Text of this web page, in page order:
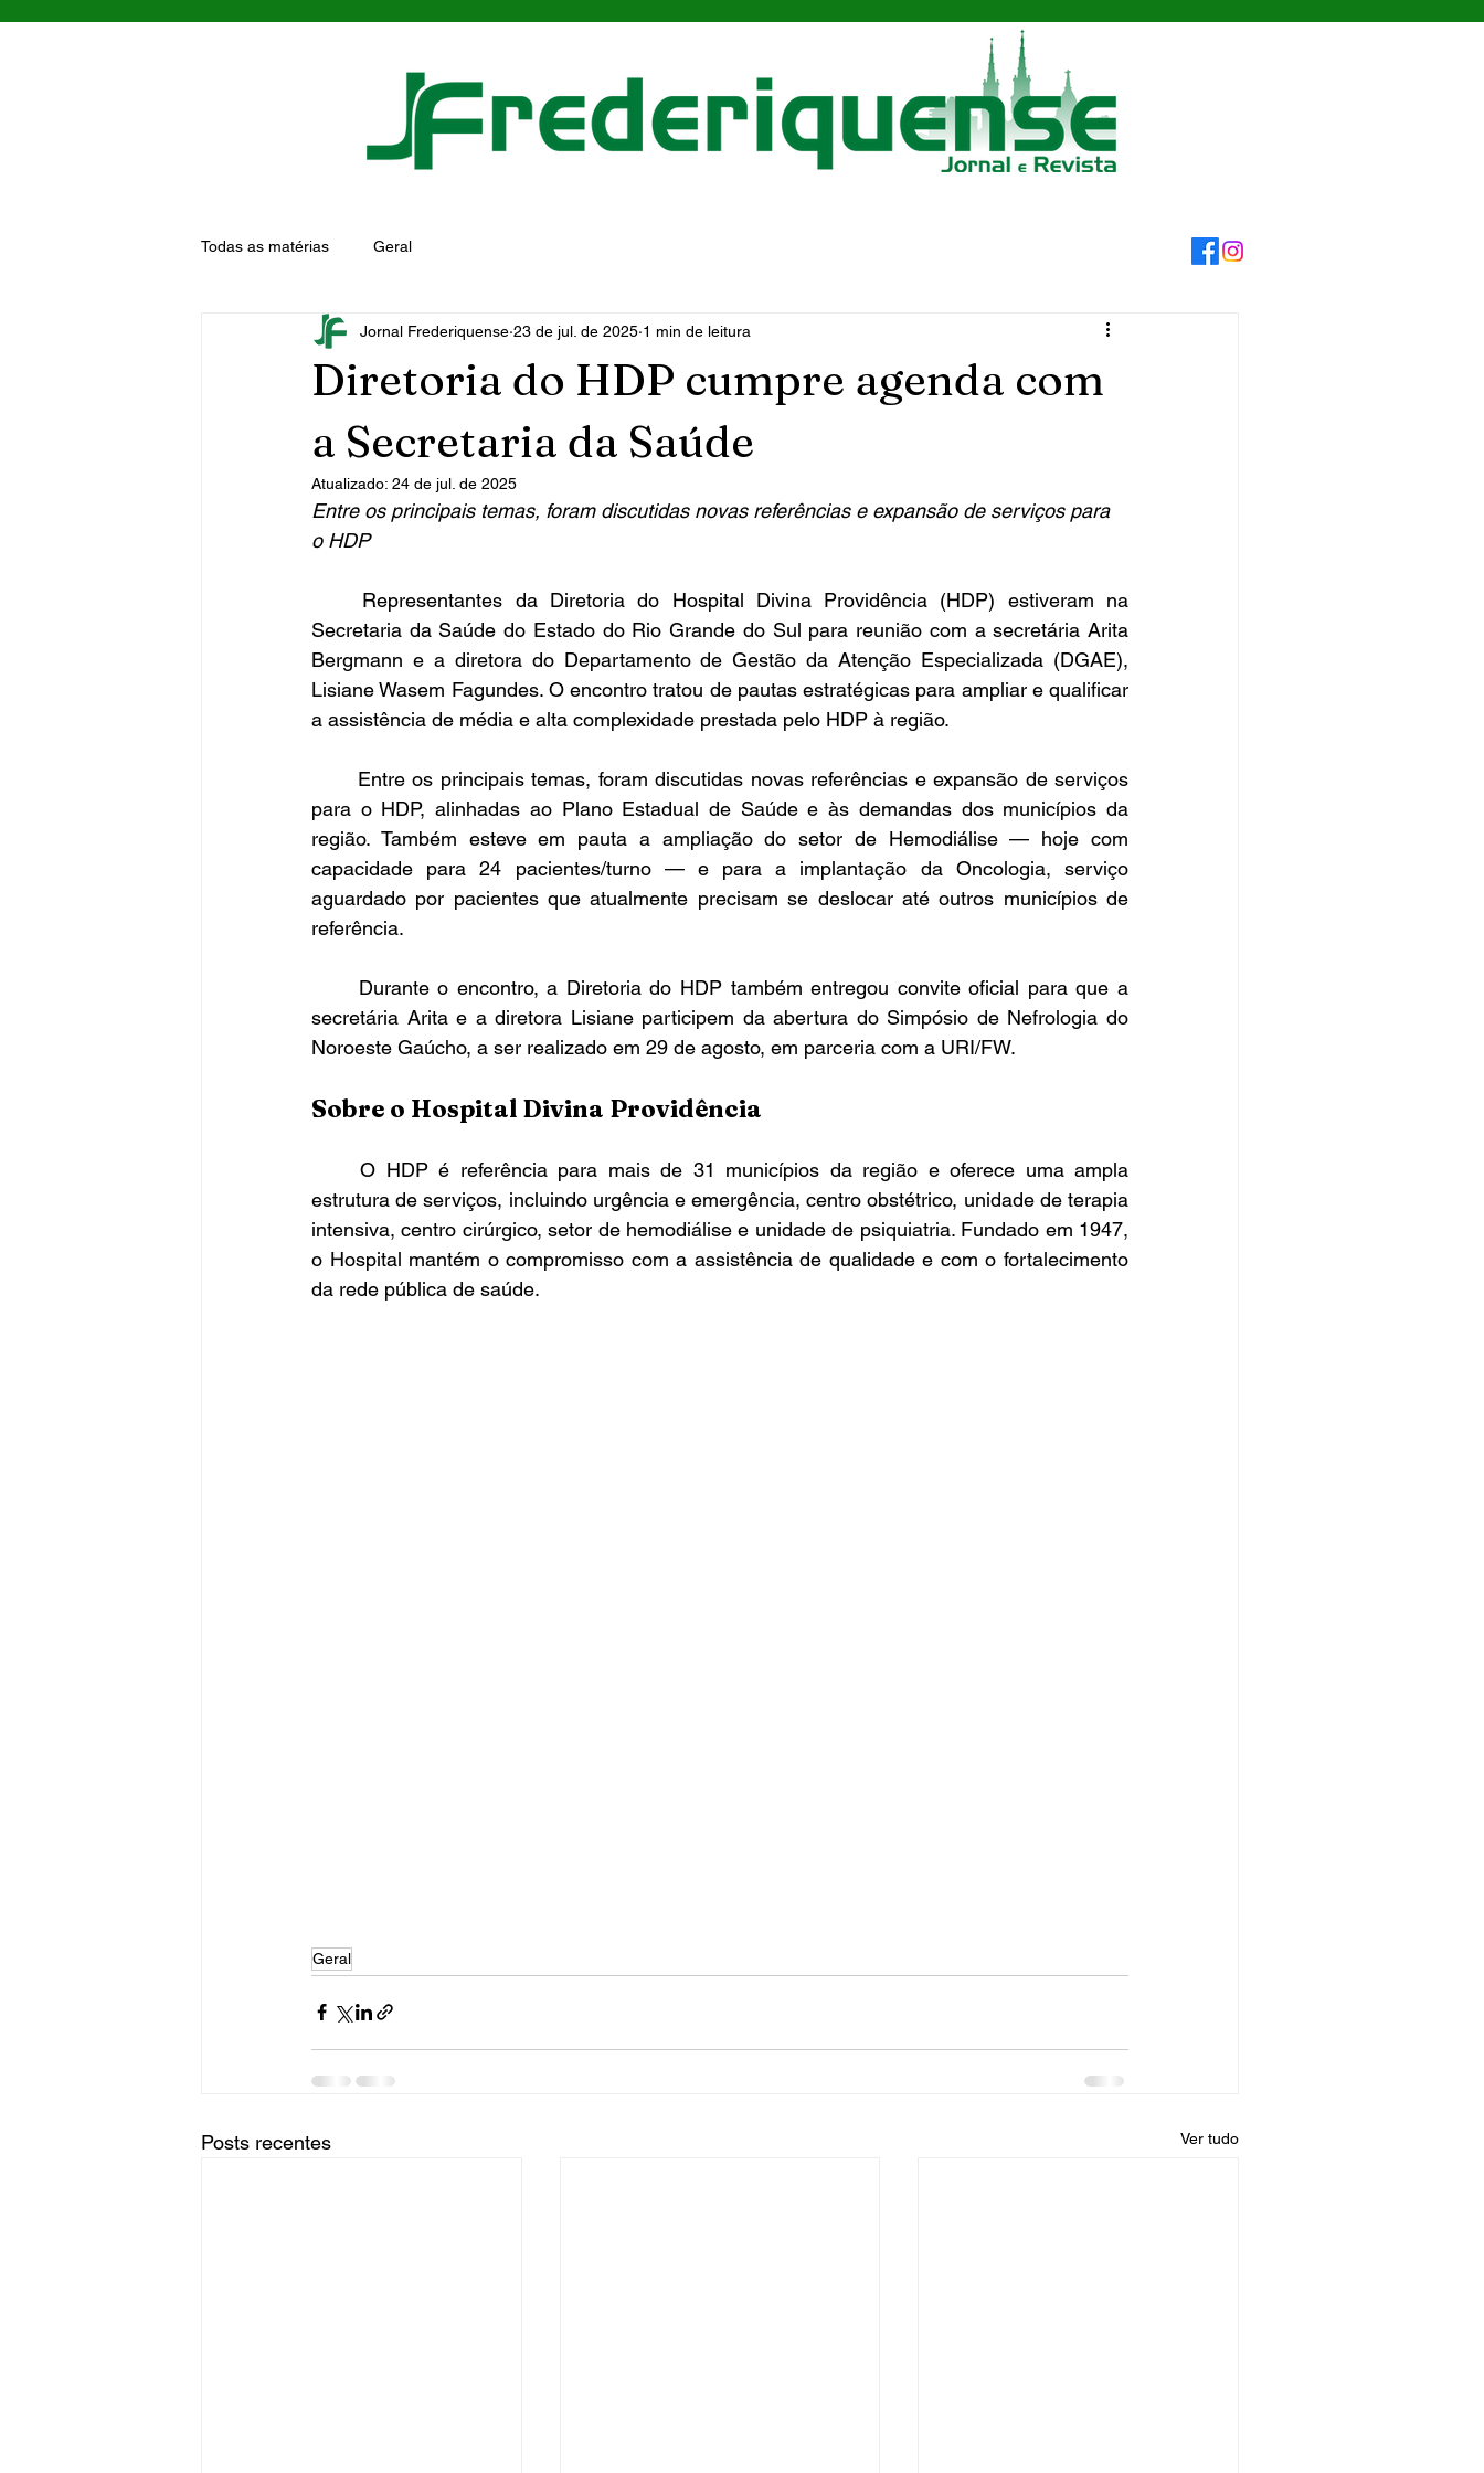
Todas as matérias Geral
Diretoria do HDP cumpre agenda com
a Secretaria da Saúde
Jornal Frederiquense 23 de jul. de 2025 1 min de leitura
Atualizado: 24 de jul. de 2025
Entre os principais temas, foram discutidas novas referências e expansão de serviços para
o HDP
Secretaria da Saúde do Estado do Rio Grande do Sul para reunião com a secretária Arita
Bergmann e a diretora do Departamento de Gestão da Atenção Especializada (DGAE),
Lisiane Wasem Fagundes. O encontro tratou de pautas estratégicas para ampliar e qualificar
a assistência de média e alta complexidade prestada pelo HDP à região.
para o HDP, alinhadas ao Plano Estadual de Saúde e às demandas dos municípios da
região. Também esteve em pauta a ampliação do setor de Hemodiálise — hoje com
capacidade para 24 pacientes/turno — e para a implantação da Oncologia, serviço
aguardado por pacientes que atualmente precisam se deslocar até outros municípios de
referência.
secretária Arita e a diretora Lisiane participem da abertura do Simpósio de Nefrologia do
Noroeste Gaúcho, a ser realizado em 29 de agosto, em parceria com a URI/FW.
Sobre o Hospital Divina Providência
	O HDP é referência para mais de 31 municípios da região e oferece uma ampla
estrutura de serviços, incluindo urgência e emergência, centro obstétrico, unidade de terapia
intensiva, centro cirúrgico, setor de hemodiálise e unidade de psiquiatria. Fundado em 1947,
o Hospital mantém o compromisso com a assistência de qualidade e com o fortalecimento
da rede pública de saúde.
Geral
Posts recentes Ver tudo